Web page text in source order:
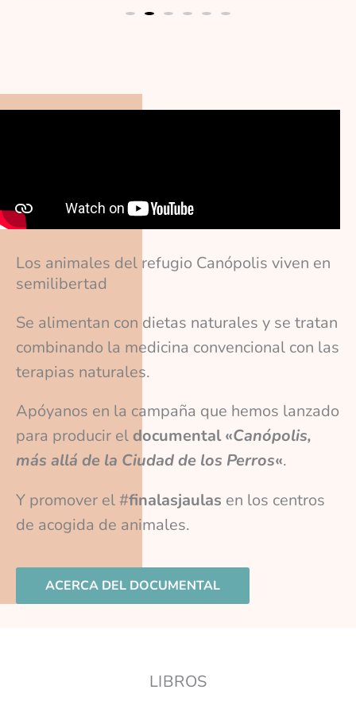
Los animales del refugio Canópolis viven en
semilibertad
Se alimentan con dietas naturales y se tratan
combinando la medicina convencional con las
terapias naturales.
Apóyanos en la campaña que hemos lanzado
para producir el documental «Canópolis,
más allá de la Ciudad de los Perros«.
Y promover el #finalasjaulas en los centros
de acogida de animales.
ACERCA DEL DOCUMENTAL
LIBROS